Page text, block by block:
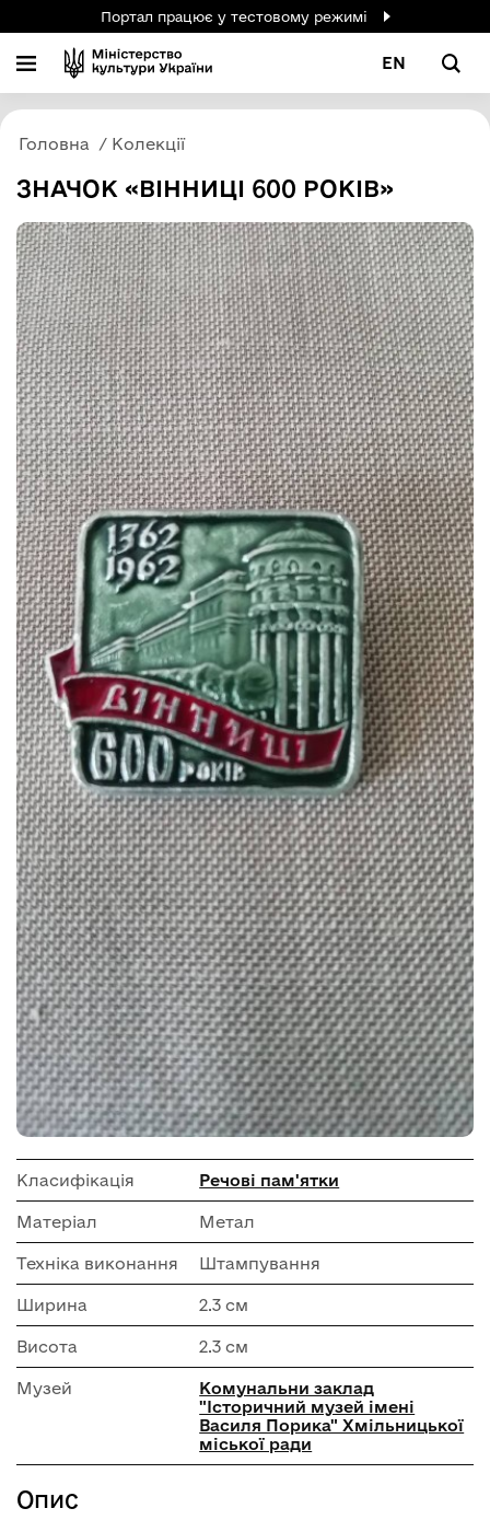
Портал працює у тестовому режимі
EN
Головна Колекції
ЗНАЧОК «ВІННИЦІ 600 РОКІВ»
Класифікація Речові пам'ятки
Матеріал Метал
Техніка виконання Штампування
Ширина 2.3 см
Висота 2.3 см
Музей
Комунальни заклад
"Історичний музей імені
Василя Порика" Хмільницької
міської ради
Опис